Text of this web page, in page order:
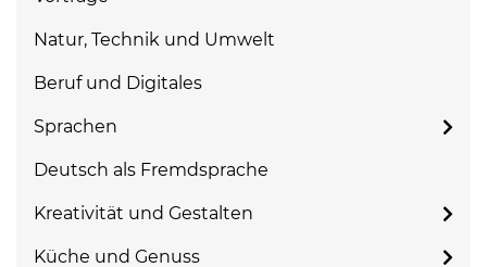
Natur, Technik und Umwelt
Beruf und Digitales
Sprachen
Deutsch als Fremdsprache
Kreativität und Gestalten
Küche und Genuss